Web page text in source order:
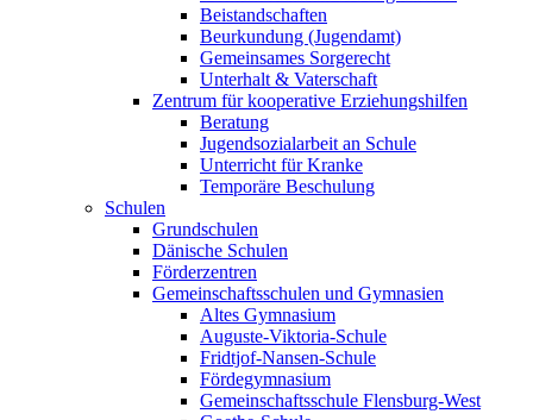
Beistandschaften
Beurkundung (Jugendamt)
Gemeinsames Sorgerecht
Unterhalt & Vaterschaft
Zentrum für kooperative Erziehungshilfen
Beratung
Jugendsozialarbeit an Schule
Unterricht für Kranke
Temporäre Beschulung
Schulen
Grundschulen
Dänische Schulen
Förderzentren
Gemeinschaftsschulen und Gymnasien
Altes Gymnasium
Auguste-Viktoria-Schule
Fridtjof-Nansen-Schule
Fördegymnasium
Gemeinschaftsschule Flensburg-West